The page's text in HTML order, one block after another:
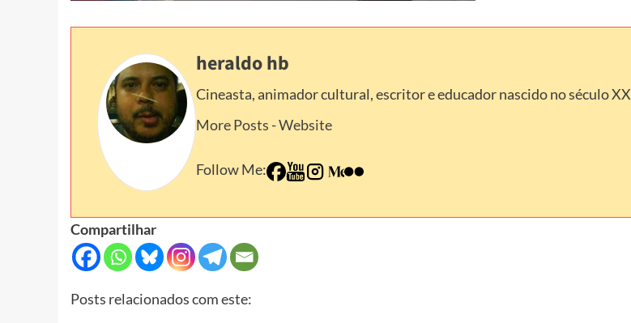
heraldo hb
Cineasta, animador cultural, escritor e educador nascido no século XX
More Posts -Website
Follow Me:
Compartilhar
Posts relacionados com este: